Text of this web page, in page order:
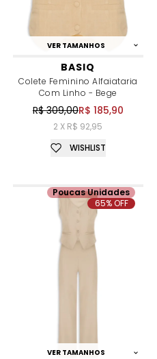
VER TAMANHOS
BASIQ
Colete Feminino Alfaiataria
Com Linho - Bege
R$ 309,00R$ 185,90
2 X R$ 92,95
WISHLIST
VER TAMANHOS
Poucas Unidades
65% OFF